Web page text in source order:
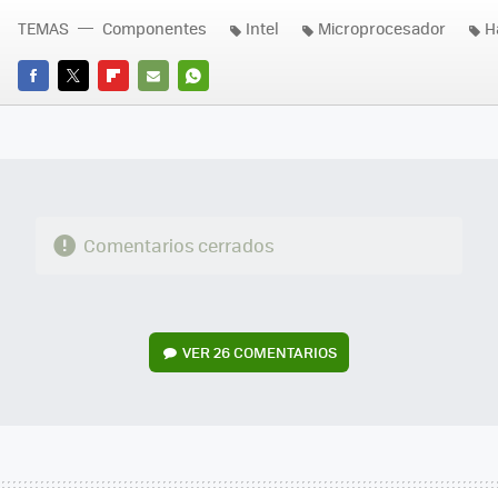
FACEBOOK
TWITTERFLIPBOARD
E-
WHATSAPP
TEMAS Componentes Intel Microprocesador
Comentarios cerrados
VER26 COMENTARIOS